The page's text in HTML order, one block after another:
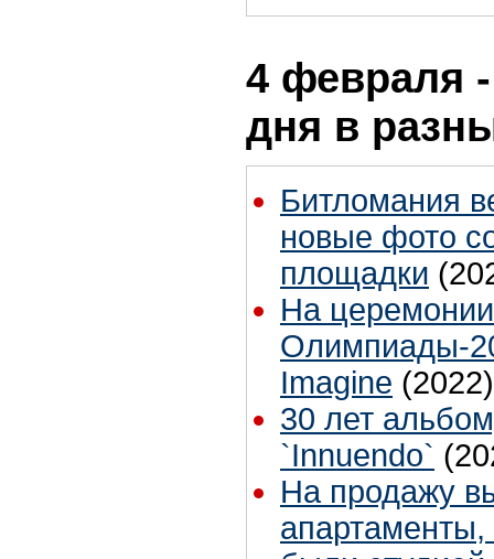
4 февраля -
дня в
Битломания
новые фото
площадки
На
Олимпиады-
Imagine (2022)
30 лет
`Innuendo`
На продажу
апартаменты,